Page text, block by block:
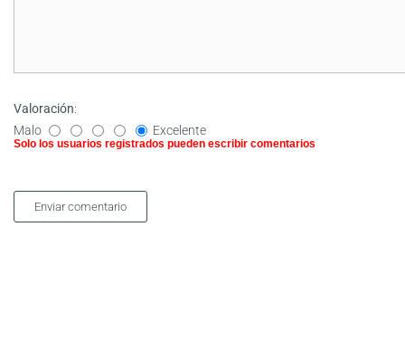
Solo los usuarios registrados pueden escribir comentarios
Valoración:
Malo
Excelente